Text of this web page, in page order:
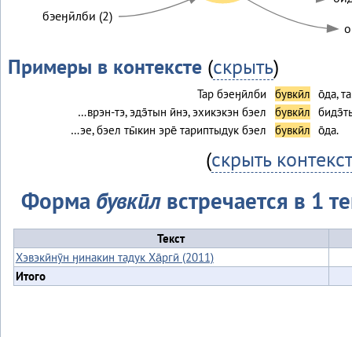
бэеӈӣлби (2)
Примеры в контексте(скрыть)
Тар бэеӈӣлби бувкӣл о̄да,
…врэн-тэ, эдэ̄тын ӣнэ, эхикэкэн бэел
бувкӣл
…эе, бэел ты̄кин эре̄ тариптыдук бэел
бувкӣл о̄да.
(скрыть контекст
Форма бувкӣл встречается в 1
Текст
Хэвэкӣнӯн ӈинакин тадук Ха̄ргӣ (2011)
Итого